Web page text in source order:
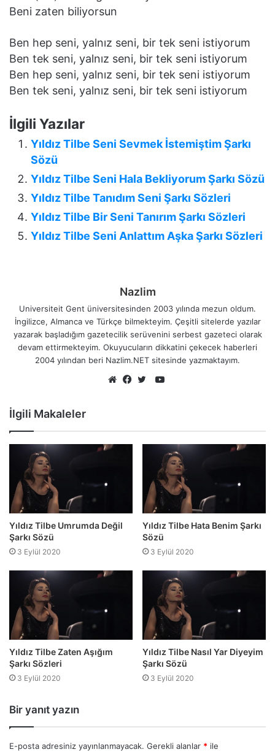
Beni zaten biliyorsun
Ben hep seni, yalnız seni, bir tek seni istiyorum
Ben tek seni, yalnız seni, bir tek seni istiyorum
Ben hep seni, yalnız seni, bir tek seni istiyorum
Ben tek seni, yalnız seni, bir tek seni istiyorum
İlgili Yazılar
Yıldız Tilbe Seni Sevmek İstemiştim Şarkı
Sözü
Yıldız Tilbe Seni Hala Bekliyorum Şarkı Sözü
Yıldız Tilbe Tanıdım Seni Şarkı Sözleri
Yıldız Tilbe Bir Seni Tanırım Şarkı Sözleri
Yıldız Tilbe Seni Anlattım Aşka Şarkı Sözleri
Nazlim
Universiteit Gent üniversitesinden 2003 yılında mezun oldum.
İngilizce, Almanca ve Türkçe bilmekteyim. Çeşitli sitelerde yazılar
yazarak başladığım gazetecilik serüvenini serbest gazeteci olarak
devam ettirmekteyim. Okuyucuların dikkatini çekecek haberleri
2004 yılından beri Nazlim.NET sitesinde yazmaktayım.
YouTube
İlgili Makaleler
Yıldız Tilbe Umrumda Değil
Şarkı Sözü
3 Eylül 2020
Yıldız Tilbe Hata Benim Şarkı
Sözü
3 Eylül 2020
Yıldız Tilbe Zaten Aşığım
Şarkı Sözleri
3 Eylül 2020
Yıldız Tilbe Nasıl Yar Diyeyim
Şarkı Sözü
3 Eylül 2020
Bir yanıt yazın
E-posta adresiniz yayınlanmayacak. Gerekli alanlar * ile